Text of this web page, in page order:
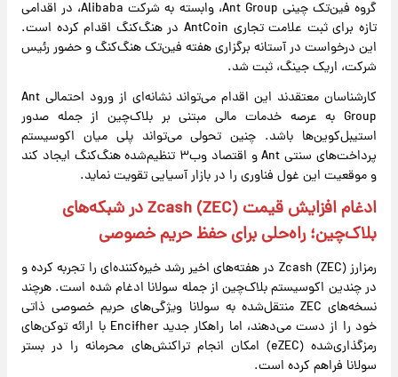
گروه فین‌تک چینی Ant Group، وابسته به شرکت Alibaba، در اقدامی
تازه برای ثبت علامت تجاری AntCoin در هنگ‌کنگ اقدام کرده است.
این درخواست در آستانه برگزاری هفته فین‌تک هنگ‌کنگ و حضور رئیس
شرکت، اریک جینگ، ثبت شد.
کارشناسان معتقدند این اقدام می‌تواند نشانه‌ای از ورود احتمالی Ant
Group به عرصه خدمات مالی مبتنی بر بلاک‌چین از جمله صدور
استیبل‌کوین‌ها باشد. چنین تحولی می‌تواند پلی میان اکوسیستم
پرداخت‌های سنتی Ant و اقتصاد وب۳ تنظیم‌شده هنگ‌کنگ ایجاد کند
و موقعیت این غول فناوری را در بازار آسیایی تقویت نماید.
ادغام افزایش قیمت Zcash (ZEC) در شبکه‌های
بلاک‌چین؛ راه‌حلی برای حفظ حریم خصوصی
رمزارز Zcash (ZEC) در هفته‌های اخیر رشد خیره‌کننده‌ای را تجربه کرده و
در چندین اکوسیستم بلاک‌چین از جمله سولانا ادغام شده است. هرچند
نسخه‌های ZEC منتقل‌شده به سولانا ویژگی‌های حریم خصوصی ذاتی
خود را از دست می‌دهند، اما راهکار جدید Encifher با ارائه توکن‌های
رمزگذاری‌شده (eZEC) امکان انجام تراکنش‌های محرمانه را در بستر
سولانا فراهم کرده است.